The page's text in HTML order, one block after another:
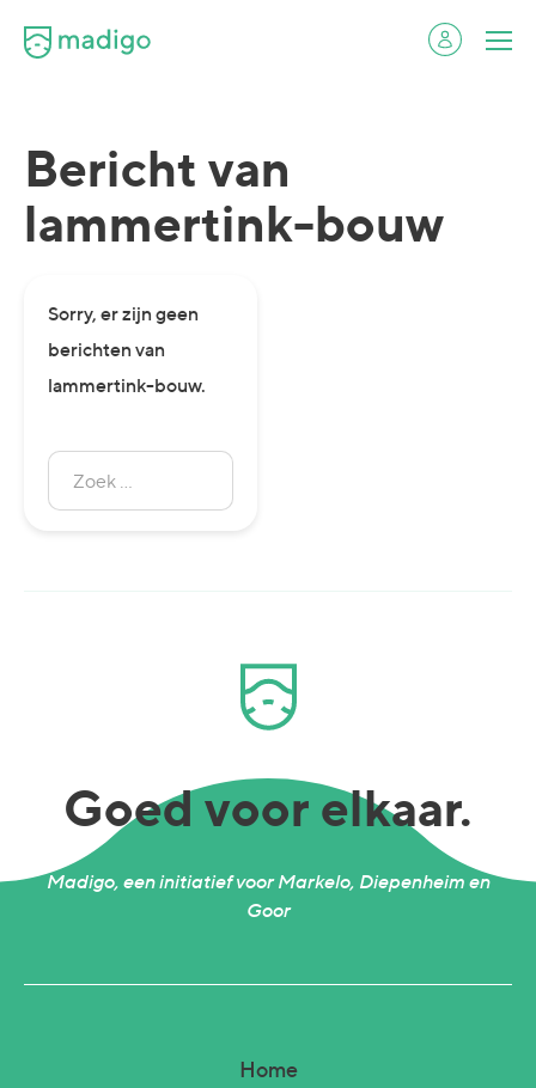
Bericht van
lammertink-bouw
Sorry, er zijn geen
berichten van
lammertink-bouw.
naar:
Goed voor elkaar.
Madigo, een initiatief voor Markelo, Diepenheim en
Goor
Home